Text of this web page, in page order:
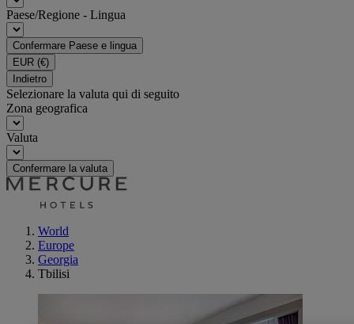
Paese/Regione - Lingua
Confermare Paese e lingua
EUR (€)
Indietro
Selezionare la valuta qui di seguito
Zona geografica
Valuta
Confermare la valuta
World
Europe
Georgia
Tbilisi